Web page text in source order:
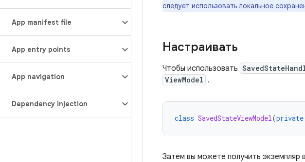
App manifest file
App entry points
App navigation
Dependency injection
следует использовать локальное
Настраивать
Чтобы использовать
ViewModel .
class SavedStateViewModel(private
Затем вы можете получить экземпляр